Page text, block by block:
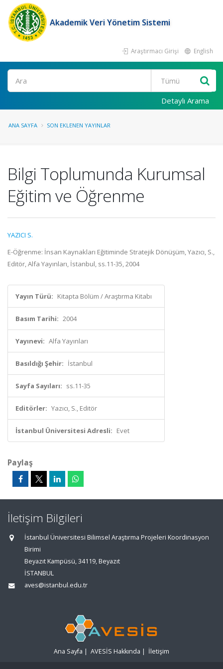
Akademik Veri Yönetim Sistemi
Araştırmacı Girişi English
Ara
Detaylı Arama
ANA SAYFA SON EKLENEN YAYINLAR
Bilgi Toplumunda Kurumsal
Eğitim ve Öğrenme
YAZICI S.
E-Öğrenme: İnsan Kaynakları Eğitiminde Stratejik Dönüşüm, Yazıcı, S.,
Editör, Alfa Yayınları, İstanbul, ss.11-35, 2004
Yayın Türü: Kitapta Bölüm / Araştırma Kitabı
Basım Tarihi: 2004
Yayınevi: Alfa Yayınları
Basıldığı Şehir: İstanbul
Sayfa Sayıları: ss.11-35
Editörler: Yazıcı, S., Editör
İstanbul Üniversitesi Adresli: Evet
Paylaş
İletişim Bilgileri
İstanbul Üniversitesi Bilimsel Araştırma Projeleri Koordinasyon
Birimi
Beyazıt Kampüsü, 34119, Beyazıt
İSTANBUL
aves@istanbul.edu.tr
Ana Sayfa | AVESİS Hakkında | İletişim